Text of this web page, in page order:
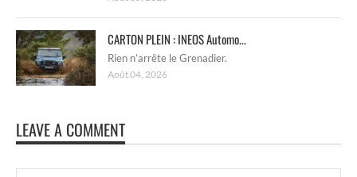
CARTON PLEIN : INEOS Automo...
Rien n’arrête le Grenadier.
Août 04, 2026
LEAVE A COMMENT